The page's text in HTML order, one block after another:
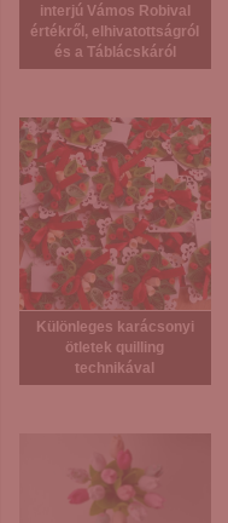
interjú Vámos Robival
értékről, elhivatottságról
és a Táblácskáról
Különleges karácsonyi
ötletek quilling
technikával